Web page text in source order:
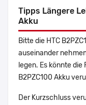
Tipps Längere
Akku
Bitte die HTC
auseinander
legen. Es könnte
B2PZC100 Akku
Der Kurzschluss